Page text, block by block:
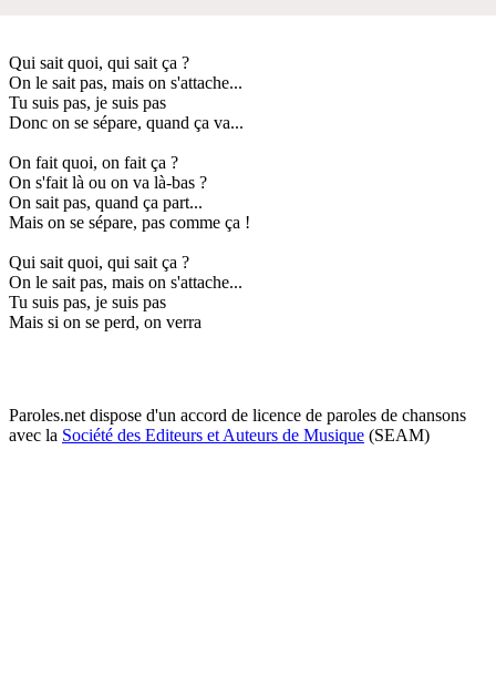
Qui sait quoi, qui sait ça ?
On le sait pas, mais on s'attache...
Tu suis pas, je suis pas
Donc on se sépare, quand ça va...
On fait quoi, on fait ça ?
On s'fait là ou on va là-bas ?
On sait pas, quand ça part...
Mais on se sépare, pas comme ça !
Qui sait quoi, qui sait ça ?
On le sait pas, mais on s'attache...
Tu suis pas, je suis pas
Mais si on se perd, on verra
Paroles.net dispose d'un accord de licence de paroles de chansons
avec la Société des Editeurs et Auteurs de Musique (SEAM)